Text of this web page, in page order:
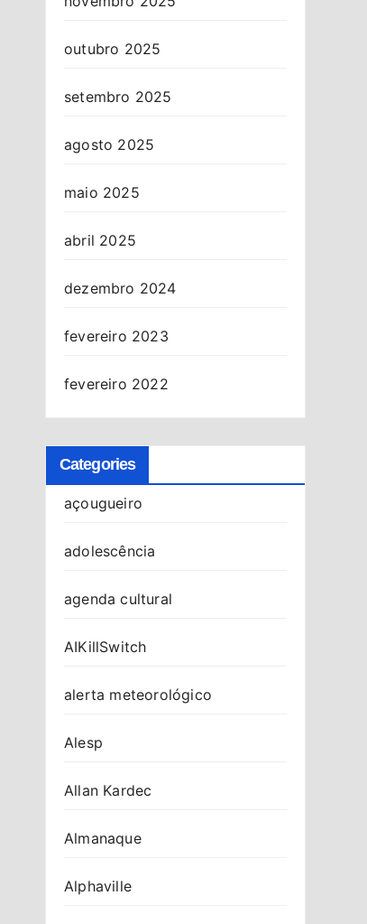
outubro 2025
setembro 2025
agosto 2025
maio 2025
abril 2025
dezembro 2024
fevereiro 2023
fevereiro 2022
Categories
açougueiro
adolescência
agenda cultural
AIKillSwitch
alerta meteorológico
Alesp
Allan Kardec
Almanaque
Alphaville